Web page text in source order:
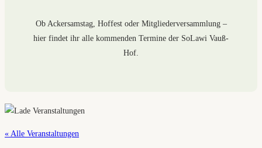
Ob Ackersamstag, Hoffest oder Mitgliederversammlung –
hier findet ihr alle kommenden Termine der SoLawi Vauß-
Hof.
« Alle Veranstaltungen